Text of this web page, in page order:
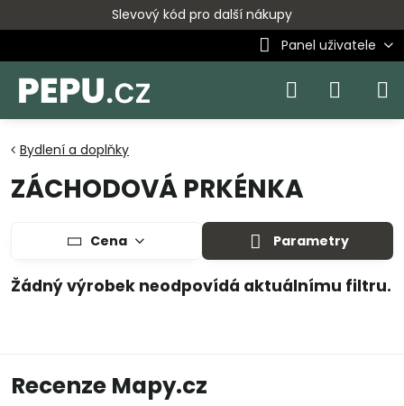
Slevový kód pro další nákupy
Panel uživatele
Bydlení a doplňky
ZÁCHODOVÁ PRKÉNKA
Cena Parametry
Recenze Mapy.cz